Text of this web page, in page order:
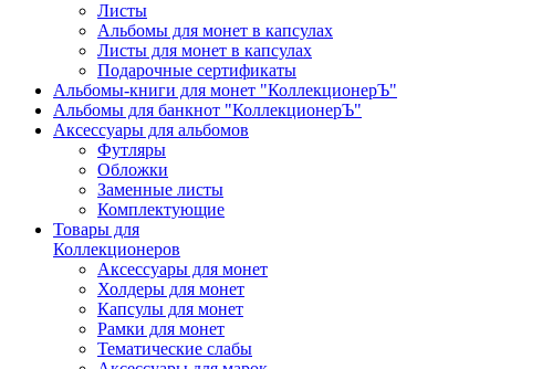
Листы
Альбомы для монет в капсулах
Листы для монет в капсулах
Подарочные сертификаты
Альбомы-книги для монет "КоллекционерЪ"
Альбомы для банкнот "КоллекционерЪ"
Аксессуары для альбомов
Футляры
Обложки
Заменные листы
Комплектующие
Товары для
Коллекционеров
Аксессуары для монет
Холдеры для монет
Капсулы для монет
Рамки для монет
Тематические слабы